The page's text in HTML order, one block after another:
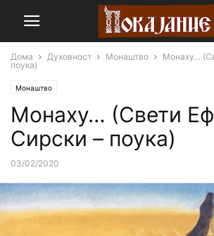
Дома Духовност Монаштво
Монаху…
поука)
Монаштво
Монаху… (Свети
Сирски – поука)
03/02/2020